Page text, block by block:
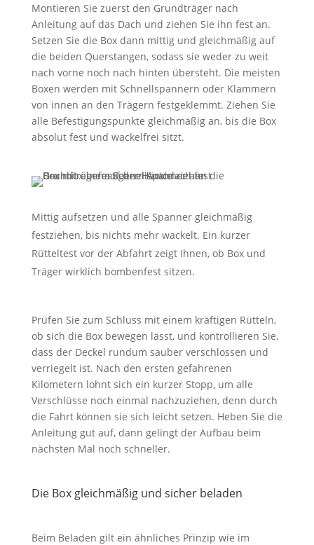
Montieren Sie zuerst den Grundträger nach
Anleitung auf das Dach und ziehen Sie ihn fest an.
Setzen Sie die Box dann mittig und gleichmäßig auf
die beiden Querstangen, sodass sie weder zu weit
nach vorne noch nach hinten übersteht. Die meisten
Boxen werden mit Schnellspannern oder Klammern
von innen an den Trägern festgeklemmt. Ziehen Sie
alle Befestigungspunkte gleichmäßig an, bis die Box
absolut fest und wackelfrei sitzt.
Mittig aufsetzen und alle Spanner gleichmäßig
festziehen, bis nichts mehr wackelt. Ein kurzer
Rütteltest vor der Abfahrt zeigt Ihnen, ob Box und
Träger wirklich bombenfest sitzen.
Prüfen Sie zum Schluss mit einem kräftigen Rütteln,
ob sich die Box bewegen lässt, und kontrollieren Sie,
dass der Deckel rundum sauber verschlossen und
verriegelt ist. Nach den ersten gefahrenen
Kilometern lohnt sich ein kurzer Stopp, um alle
Verschlüsse noch einmal nachzuziehen, denn durch
die Fahrt können sie sich leicht setzen. Heben Sie die
Anleitung gut auf, dann gelingt der Aufbau beim
nächsten Mal noch schneller.
Die Box gleichmäßig und sicher beladen
Beim Beladen gilt ein ähnliches Prinzip wie im